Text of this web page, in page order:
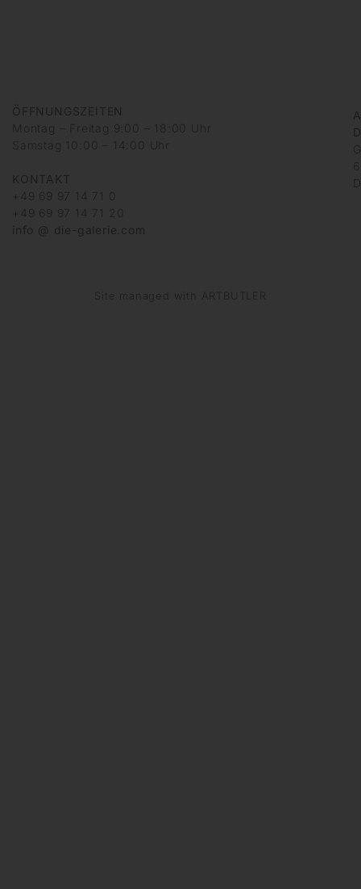
ÖFFNUNGSZEITEN
Montag – Freitag 9:00 – 18:00 Uhr
Samstag 10:00 – 14:00 Uhr
KONTAKT
+49 69 97 14 71 0
+49 69 97 14 71 20
info @ die-galerie.com
Site managed with ARTBUTLER